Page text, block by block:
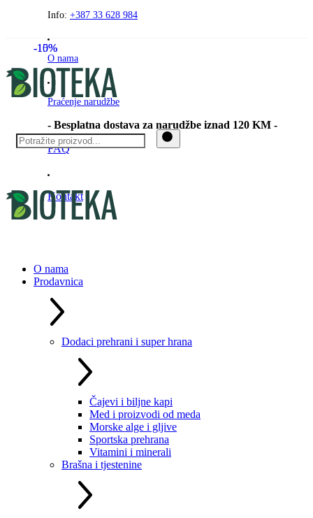
PreskočiteInfo: +387 33 628 984
O nama
Praćenje narudžbe
- Besplatna dostava za narudžbe iznad 120 KM -
FAQ
Kontakt
O nama
Prodavnica
Dodaci prehrani i super hrana
Čajevi i biljne kapi
Med i proizvodi od meda
Morske alge i gljive
Sportska prehrana
Vitamini i minerali
Brašna i tjestenine
-15%
-10%